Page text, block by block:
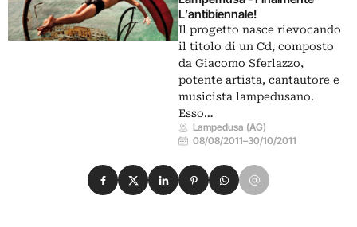
L’antibiennale!
Il progetto nasce rievocando
il titolo di un Cd, composto
da Giacomo Sferlazzo,
potente artista, cantautore e
musicista lampedusano.
Esso…
Lampedusa (AG)
08/08/2011–30/10/2011
Condividi su Facebook
Condividi su X
Condividi su LinkedIn
Condividi su Pinterest
Condividi su WhatsApp
Condividi su Email